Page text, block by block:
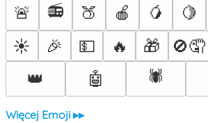
🚨
📻 🍑 🍎 🥭 🍋
☀️
🎉 💵 🔥 🎁 🚫🤦
👑
🤖 🕷️
Więcej Emoji ▸▸